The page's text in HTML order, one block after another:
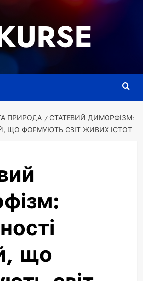
ПРИРОДА
СТАТЕВИЙ ДИМОРФІЗМ:
ЩО ФОРМУЮТЬ СВІТ ЖИВИХ ІСТОТ
що